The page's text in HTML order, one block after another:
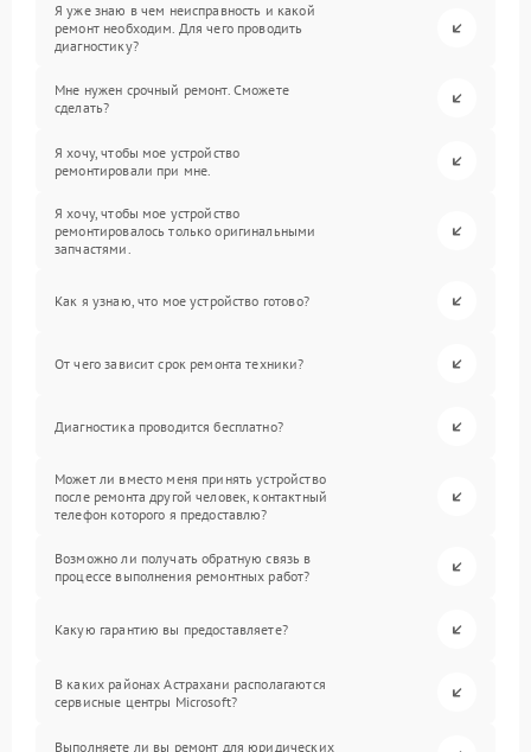
Я уже знаю в чем неисправность и какой
ремонт необходим. Для чего проводить
диагностику?
Мне нужен срочный ремонт. Сможете
сделать?
Я хочу, чтобы мое устройство
ремонтировали при мне.
Я хочу, чтобы мое устройство
ремонтировалось только оригинальными
запчастями.
Как я узнаю, что мое устройство готово?
От чего зависит срок ремонта техники?
Диагностика проводится бесплатно?
Может ли вместо меня принять устройство
после ремонта другой человек, контактный
телефон которого я предоставлю?
Возможно ли получать обратную связь в
процессе выполнения ремонтных работ?
Какую гарантию вы предоставляете?
В каких районах Астрахани располагаются
сервисные центры Microsoft?
Выполняете ли вы ремонт для юридических